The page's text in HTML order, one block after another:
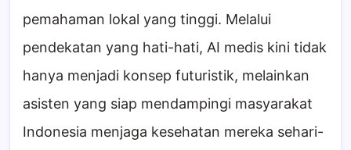
pemahaman lokal yang tinggi. Melalui
pendekatan yang hati-hati, AI medis kini tidak
hanya menjadi konsep futuristik, melainkan
asisten yang siap mendampingi masyarakat
Indonesia menjaga kesehatan mereka sehari-